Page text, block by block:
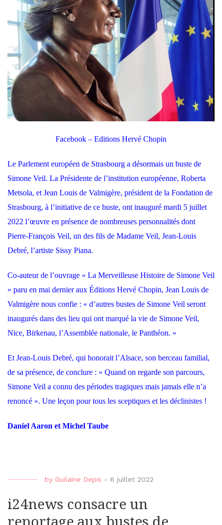
Facebook – Editions Hervé Chopin
Le Parlement européen de Strasbourg a désormais un buste de
Simone Veil. La Présidente de l’institution européenne, Roberta
Metsola, et Jean Louis de Valmigère, président de la Fondation de
Strasbourg, à l’initiative de ce buste, ont inauguré mardi 5 juillet
2022 l’œuvre en présence de nombreuses personnalités dont
Pierre-François Veil, un des fils de Madame Veil, Jean-Louis
Debré, l’artiste Sissy Piana.
Co-auteur de l’ouvrage « La Merveilleuse Histoire de Simone Veil
» paru en mai dernier aux Éditions Hervé Chopin, Jean Louis de
Valmigère nous confie : « d’autres bustes de Simone Veil seront
inaugurés dans des lieu qui ont marqué la vie de Simone Veil,
Nice, Birkenau, l’Assemblée nationale, le Panthéon. »
Et Jean-Louis Debré, qui honorait l’Alsace, son berceau familial,
de sa présence, de conclure : « Quand on regarde son parcours,
Simone Veil a connu des périodes tragiques mais jamais elle n’a
renoncé ». Une leçon pour tous les sceptiques et les déclinistes !
Daniel Aaron et Michel Taube
by Guilaine Depis - 6 juillet 2022
i24news consacre un